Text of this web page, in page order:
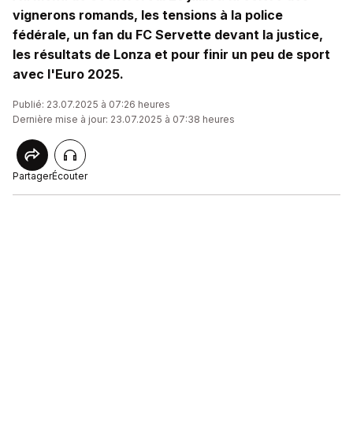
vignerons romands, les tensions à la police
fédérale, un fan du FC Servette devant la justice,
les résultats de Lonza et pour finir un peu de sport
avec l'Euro 2025.
Publié: 23.07.2025 à 07:26 heures
Dernière mise à jour: 23.07.2025 à 07:38 heures
PartagerÉcouter